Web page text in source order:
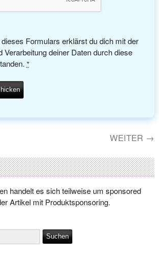
Formulars erklärst du dich mit der
Verarbeitung deiner Daten durch diese
*
WEITER →
handelt es sich teilweise um sponsored
Artikel mit Produktsponsoring.